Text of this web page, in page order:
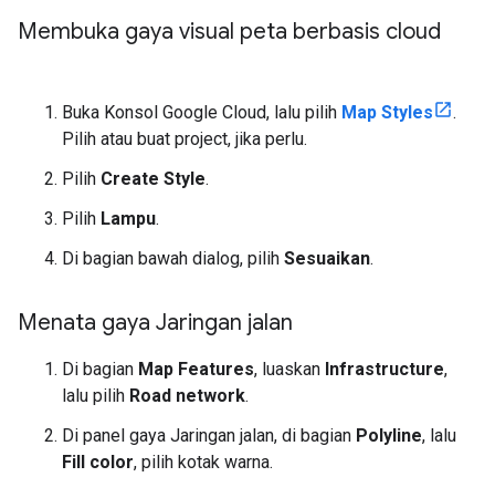
Membuka gaya visual peta berbasis cloud
Buka Konsol Google Cloud, lalu pilih Map Styles
.
Pilih atau buat project, jika perlu.
Pilih Create Style.
Pilih Lampu.
Di bagian bawah dialog, pilih Sesuaikan.
Menata gaya Jaringan jalan
Di bagian Map Features, luaskan Infrastructure,
lalu pilih Road network.
Di panel gaya Jaringan jalan, di bagian Polyline, lalu
Fill color, pilih kotak warna.